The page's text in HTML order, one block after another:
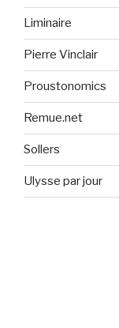
Liminaire
Pierre Vinclair
Proustonomics
Remue.net
Sollers
Ulysse par jour